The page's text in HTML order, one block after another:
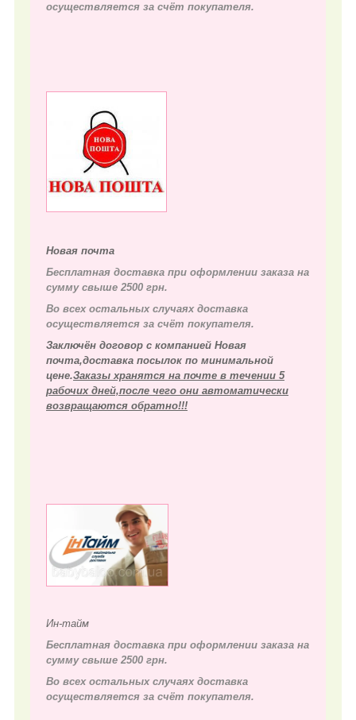
осуществляется за счёт покупателя.
Новая почта
Бесплатная доставка при оформлении заказа на
сумму свыше 2500 грн.
Во всех остальных случаях доставка
осуществляется за счёт покупателя.
Заключён договор с компанией Новая
почта,доставка посылок по минимальной
цене.Заказы хранятся на почте в течении 5
рабочих дней,после чего они автоматически
возвращаются обратно!!!
Ин-тайм
Бесплатная доставка при оформлении заказа на
сумму свыше 2500 грн.
Во всех остальных случаях доставка
осуществляется за счёт покупателя.